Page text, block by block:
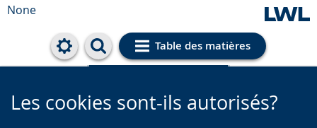
None
Table des matières
Cookie-Einstellungen
Les cookies sont-ils autorisés?